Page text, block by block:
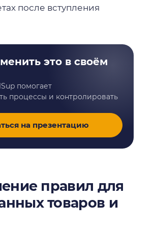
после вступления
это в своём
помогает
процессы и контролировать
на презентацию
правил для
товаров и